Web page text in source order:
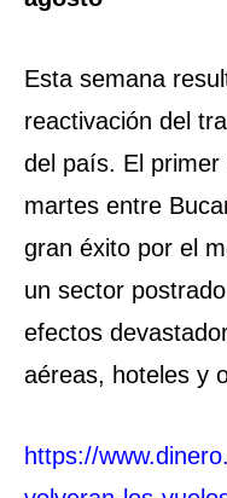
Esta semana
reactivación del
del país. El primer
martes entre
gran éxito por el
un sector
efectos
aéreas, hoteles y
https://